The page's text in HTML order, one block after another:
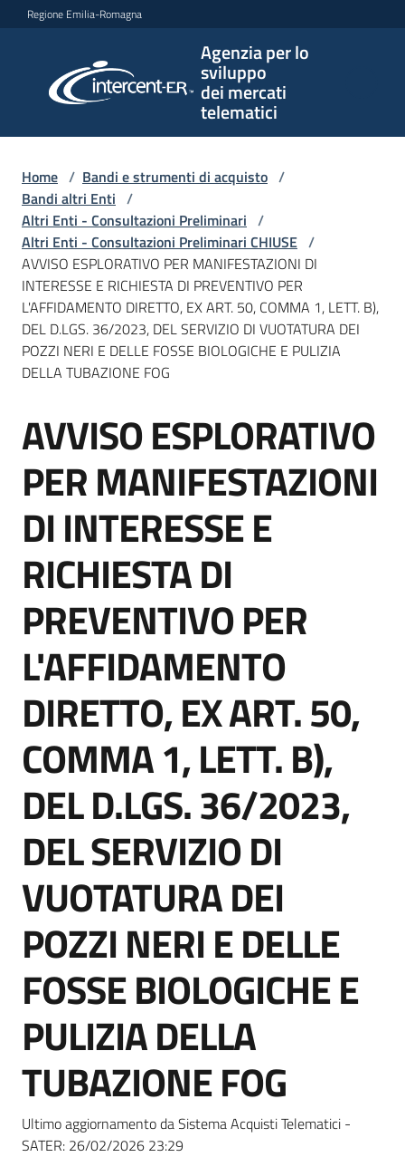
Vai al contenuto
Vai alla navigazione
Vai al footer
Regione Emilia-Romagna
Agenzia per lo
sviluppo
dei mercati
telematici
per lo
sviluppo
telematici
L'Agenzia
Bandi
e
strumenti
acquisto
Supporto
Piattaforme
telematiche
English
site
Seguici
su
Home / Bandi e strumenti di acquisto /
Bandi altri Enti /
Altri Enti - Consultazioni Preliminari /
Altri Enti - Consultazioni Preliminari CHIUSE /
AVVISO ESPLORATIVO PER MANIFESTAZIONI DI
INTERESSE E RICHIESTA DI PREVENTIVO PER
L'AFFIDAMENTO DIRETTO, EX ART. 50, COMMA 1, LETT. B),
DEL D.LGS. 36/2023, DEL SERVIZIO DI VUOTATURA DEI
POZZI NERI E DELLE FOSSE BIOLOGICHE E PULIZIA
DELLA TUBAZIONE FOG
Salta al contenuto
AVVISO ESPLORATIVO
PER MANIFESTAZIONI
DI INTERESSE E
RICHIESTA DI
PREVENTIVO PER
L'AFFIDAMENTO
DIRETTO, EX ART. 50,
COMMA 1, LETT. B),
DEL D.LGS. 36/2023,
DEL SERVIZIO DI
VUOTATURA DEI
POZZI NERI E DELLE
FOSSE BIOLOGICHE E
PULIZIA DELLA
TUBAZIONE FOG
Ultimo aggiornamento da Sistema Acquisti Telematici -
SATER: 26/02/2026 23:29